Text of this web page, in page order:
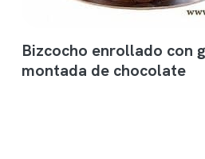
Bizcocho enrollado con
montada de chocolate